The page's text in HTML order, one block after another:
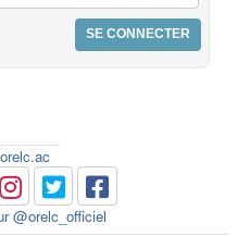
@orelc_officiel